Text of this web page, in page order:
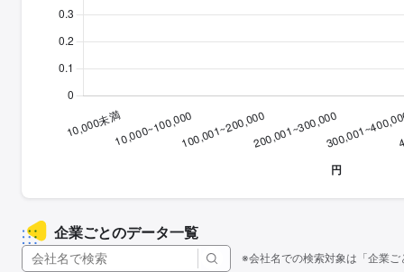
企業ごとのデータ一覧
※会社名での検索対象は「企業